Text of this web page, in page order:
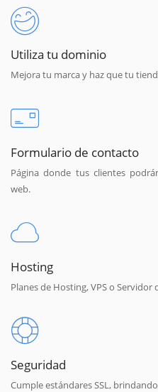
Utiliza tu dominio
Mejora tu marca y haz que tu
Formulario de contacto
Página donde tus clientes
web.
Hosting
Planes de Hosting, VPS o Servidor
Seguridad
Cumple estándares SSL,